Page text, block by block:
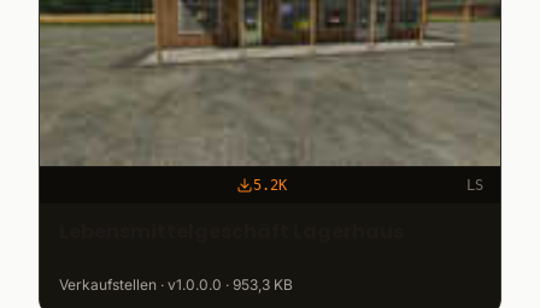
5.2K LS
Verkaufstellen · v1.0.0.0 · 953,3 KB